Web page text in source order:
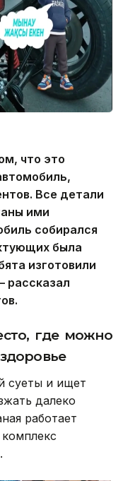
что это
Все детали
ими
собирался
была
изготовили
рассказал
где можно
суеты и ищет
далеко
работает